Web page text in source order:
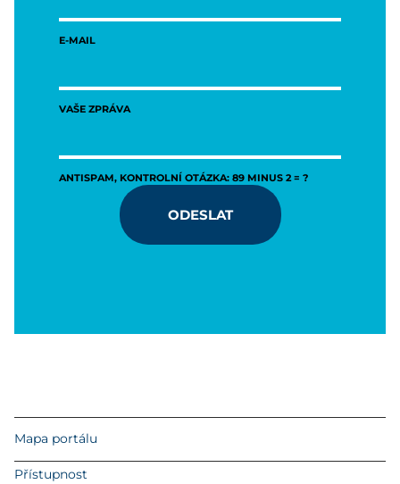
E-MAIL
VAŠE ZPRÁVA
ANTISPAM, KONTROLNÍ OTÁZKA: 89 MINUS 2 = ?
ODESLAT
Mapa portálu
Přístupnost